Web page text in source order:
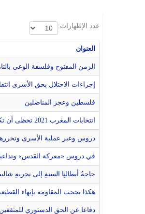
عدد الإظهارات:
العنوان
الزمن المفتوح وفلسفة الوعي
إجراءات الاحتلال بحق الأسرى
فلسطين وعجز المناضلين
انتخابات المغرب 2021 تحظى أن تكون درساً للغير
دروس وعبر عملية الأسرى
في دروس «معركة القدس»
حاجةُ أبطالنِا الستةِ إلى تجربةِ
هكذا نجحت المقاومة بإنهاء
دفاعا عن الحق الدستوري للمثقفين